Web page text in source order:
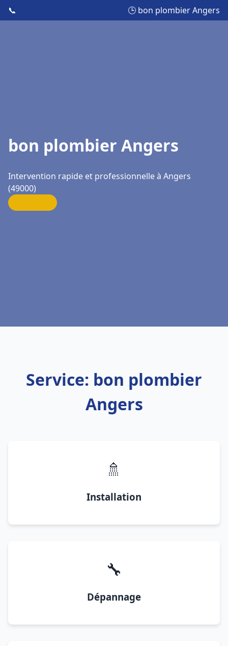
📞 🕒 bon plombier Angers
bon plombier Angers
Intervention rapide et professionnelle à Angers
(49000)
Service: bon plombier
Angers
🚿
Installation
🔧
Dépannage